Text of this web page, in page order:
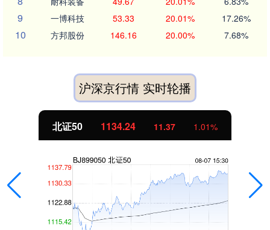
9 一博科技 53.33 20.01% 17.26%
10 方邦股份 146.16 20.00% 7.68%
沪深京行情 实时轮播
北证50 1134.24 11.37 1.01%